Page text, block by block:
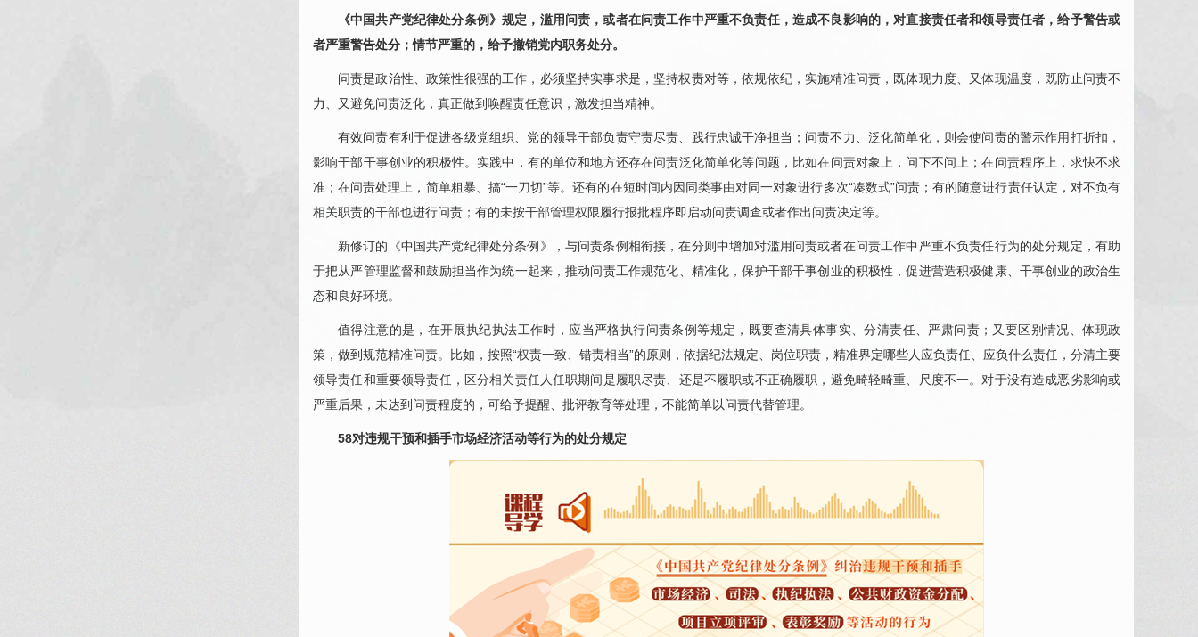
《中国共产党纪律处分条例》规定，滥用问责，或者在问责工作中严重不负责任，造成不良影响的，对直接责任者和领导责任者，给予警告或
者严重警告处分；情节严重的，给予撤销党内职务处分。
问责是政治性、政策性很强的工作，必须坚持实事求是，坚持权责对等，依规依纪，实施精准问责，既体现力度、又体现温度，既防止问责不
力、又避免问责泛化，真正做到唤醒责任意识，激发担当精神。
有效问责有利于促进各级党组织、党的领导干部负责守责尽责、践行忠诚干净担当；问责不力、泛化简单化，则会使问责的警示作用打折扣，
影响干部干事创业的积极性。实践中，有的单位和地方还存在问责泛化简单化等问题，比如在问责对象上，问下不问上；在问责程序上，求快不求
准；在问责处理上，简单粗暴、搞“一刀切”等。还有的在短时间内因同类事由对同一对象进行多次“凑数式”问责；有的随意进行责任认定，对不负有
相关职责的干部也进行问责；有的未按干部管理权限履行报批程序即启动问责调查或者作出问责决定等。
新修订的《中国共产党纪律处分条例》，与问责条例相衔接，在分则中增加对滥用问责或者在问责工作中严重不负责任行为的处分规定，有助
于把从严管理监督和鼓励担当作为统一起来，推动问责工作规范化、精准化，保护干部干事创业的积极性，促进营造积极健康、干事创业的政治生
态和良好环境。
值得注意的是，在开展执纪执法工作时，应当严格执行问责条例等规定，既要查清具体事实、分清责任、严肃问责；又要区别情况、体现政
策，做到规范精准问责。比如，按照“权责一致、错责相当”的原则，依据纪法规定、岗位职责，精准界定哪些人应负责任、应负什么责任，分清主要
领导责任和重要领导责任，区分相关责任人任职期间是履职尽责、还是不履职或不正确履职，避免畸轻畸重、尺度不一。对于没有造成恶劣影响或
严重后果，未达到问责程度的，可给予提醒、批评教育等处理，不能简单以问责代替管理。
58对违规干预和插手市场经济活动等行为的处分规定